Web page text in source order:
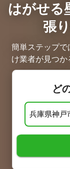
はがせる
張
簡単ステップ
け業者が見つ
ど